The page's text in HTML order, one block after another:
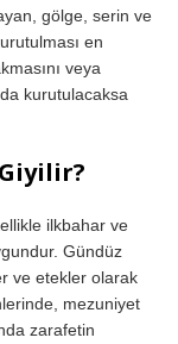
gölge, serin ve
en
veya
kurutulacaksa
ilkbahar ve
Gündüz
ve etekler olarak
mezuniyet
zarafetin